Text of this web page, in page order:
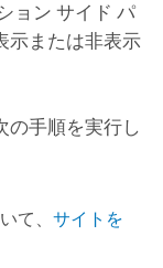
ョン サイド パ
示または非表示
の手順を実行し
て、 サイトを